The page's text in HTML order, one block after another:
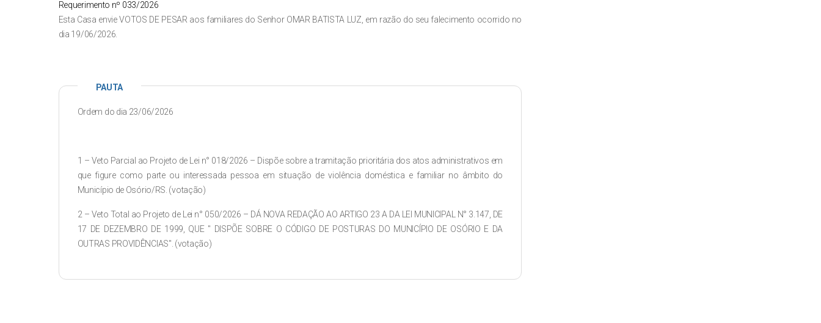
Requerimento nº 033/2026
Esta Casa envie VOTOS DE PESAR aos familiares do Senhor OMAR BATISTA LUZ, em razão do seu falecimento ocorrido no
dia 19/06/2026.
PAUTA
Ordem do dia 23/06/2026
1 – Veto Parcial ao Projeto de Lei n° 018/2026 – Dispõe sobre a tramitação prioritária dos atos administrativos em
que figure como parte ou interessada pessoa em situação de violência doméstica e familiar no âmbito do
Município de Osório/RS. (votação)
2 – Veto Total ao Projeto de Lei n° 050/2026 – DÁ NOVA REDAÇÃO AO ARTIGO 23 A DA LEI MUNICIPAL N° 3.147, DE
17 DE DEZEMBRO DE 1999, QUE " DISPÕE SOBRE O CÓDIGO DE POSTURAS DO MUNICÍPIO DE OSÓRIO E DA
OUTRAS PROVIDÊNCIAS". (votação)